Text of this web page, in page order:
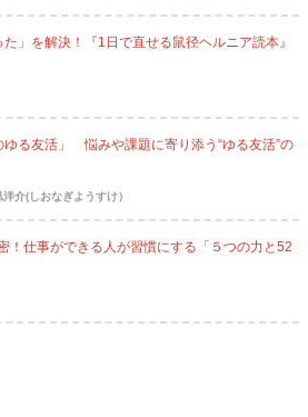
」を解決！『1日で直せる鼠径ヘルニア読本』
ゆる友活」 悩みや課題に寄り添う“ゆる友活”の
洋介(しおなぎようすけ）
！仕事ができる人が習慣にする「５つの力と52